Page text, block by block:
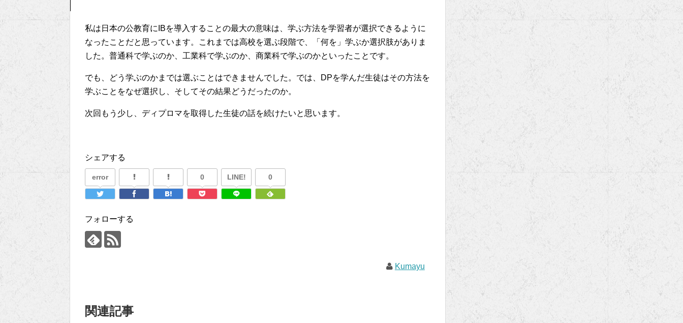
私は日本の公教育にIBを導入することの最大の意味は、学ぶ方法を学習者が選択できるように
なったことだと思っています。これまでは高校を選ぶ段階で、「何を」学ぶか選択肢がありま
した。普通科で学ぶのか、工業科で学ぶのか、商業科で学ぶのかといったことです。
でも、どう学ぶのかまでは選ぶことはできませんでした。では、DPを学んだ生徒はその方法を
学ぶことをなぜ選択し、そしてその結果どうだったのか。
次回もう少し、ディプロマを取得した生徒の話を続けたいと思います。
シェアする
error 0 LINE! 0
フォローする
Kumayu
関連記事